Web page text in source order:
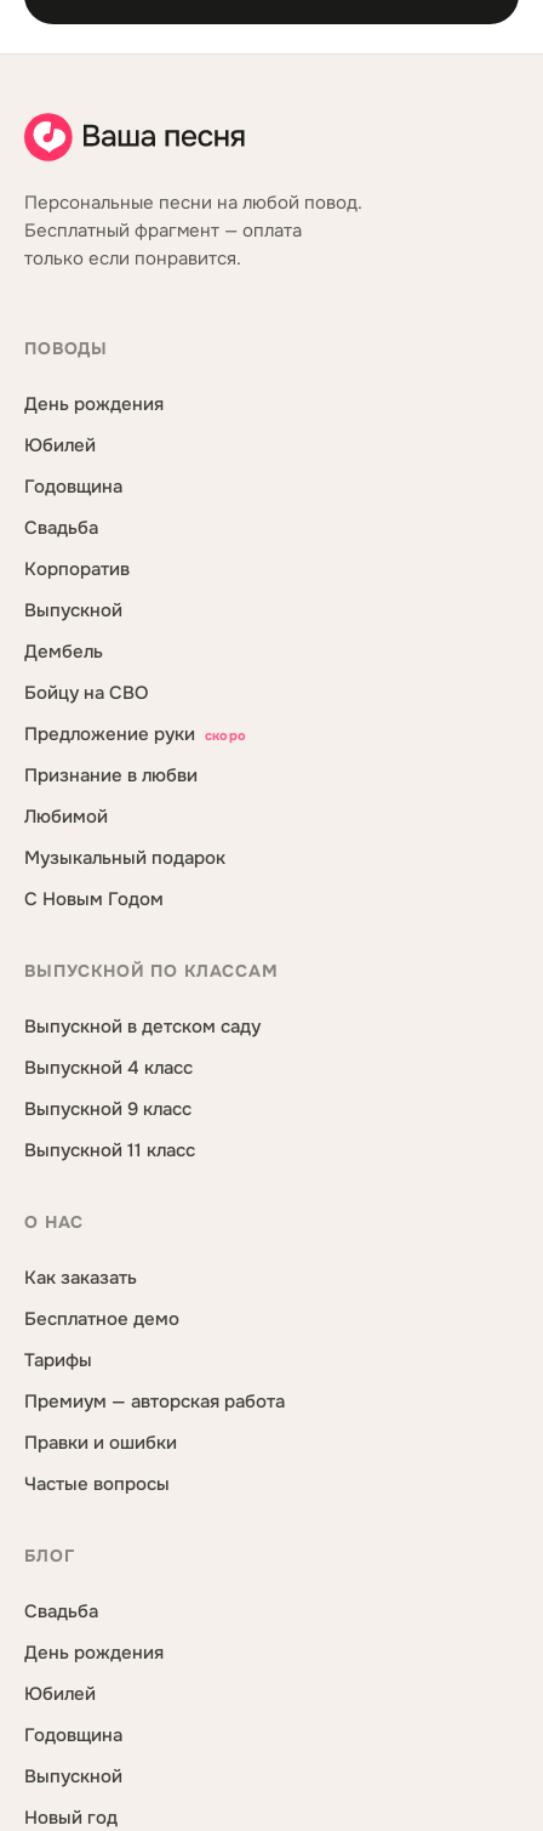
Персональные песни на любой повод.
Бесплатный фрагмент — оплата
только если понравится.
ПОВОДЫ
День рождения
Юбилей
Годовщина
Свадьба
Корпоратив
Выпускной
Дембель
Бойцу на СВО
Предложение руки
скоро
Признание в любви
Любимой
Музыкальный подарок
С Новым Годом
ВЫПУСКНОЙ ПО КЛАССАМ
Выпускной в детском саду
Выпускной 4 класс
Выпускной 9 класс
Выпускной 11 класс
О НАС
Как заказать
Бесплатное демо
Тарифы
Премиум — авторская работа
Правки и ошибки
Частые вопросы
БЛОГ
Свадьба
День рождения
Юбилей
Годовщина
Выпускной
Новый год